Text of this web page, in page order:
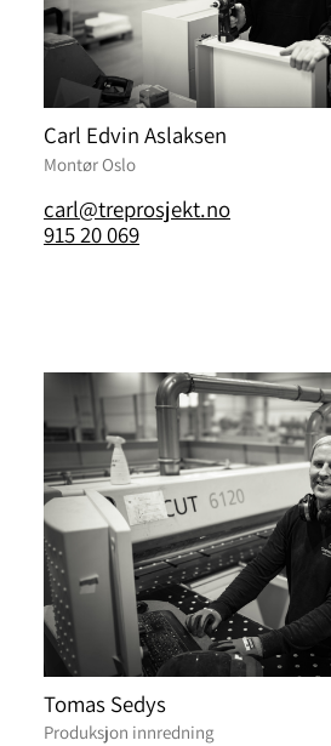
Carl Edvin Aslaksen
Montør Oslo
carl@treprosjekt.no
915 20 069
Tomas Sedys
Produksjon innredning